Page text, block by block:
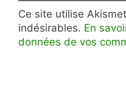
Ce site utilise
indésirables. En
données de vos